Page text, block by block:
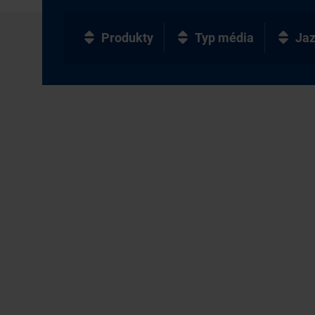
Produkty Typ média